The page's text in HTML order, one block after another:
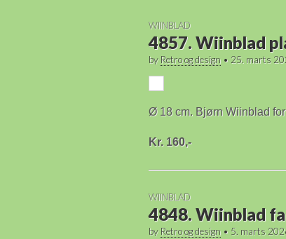
WIINBLAD
4857. Wiinblad
byRetro og design • 25. marts
Ø 18 cm. Bjørn Wiinblad
Kr. 160,-
WIINBLAD
4848. Wiinblad
byRetro og design • 5. marts